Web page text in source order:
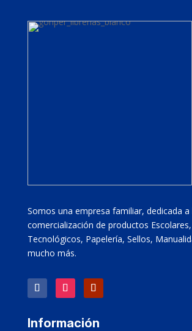
Somos una empresa familiar, dedicada a
comercialización de productos
Tecnológicos, Papelería, Sellos,
mucho más.
Información